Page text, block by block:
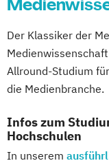
Der Klassiker der
Allround-Studium
die Medienbranche.
Infos zum
Hochschulen
In unserem